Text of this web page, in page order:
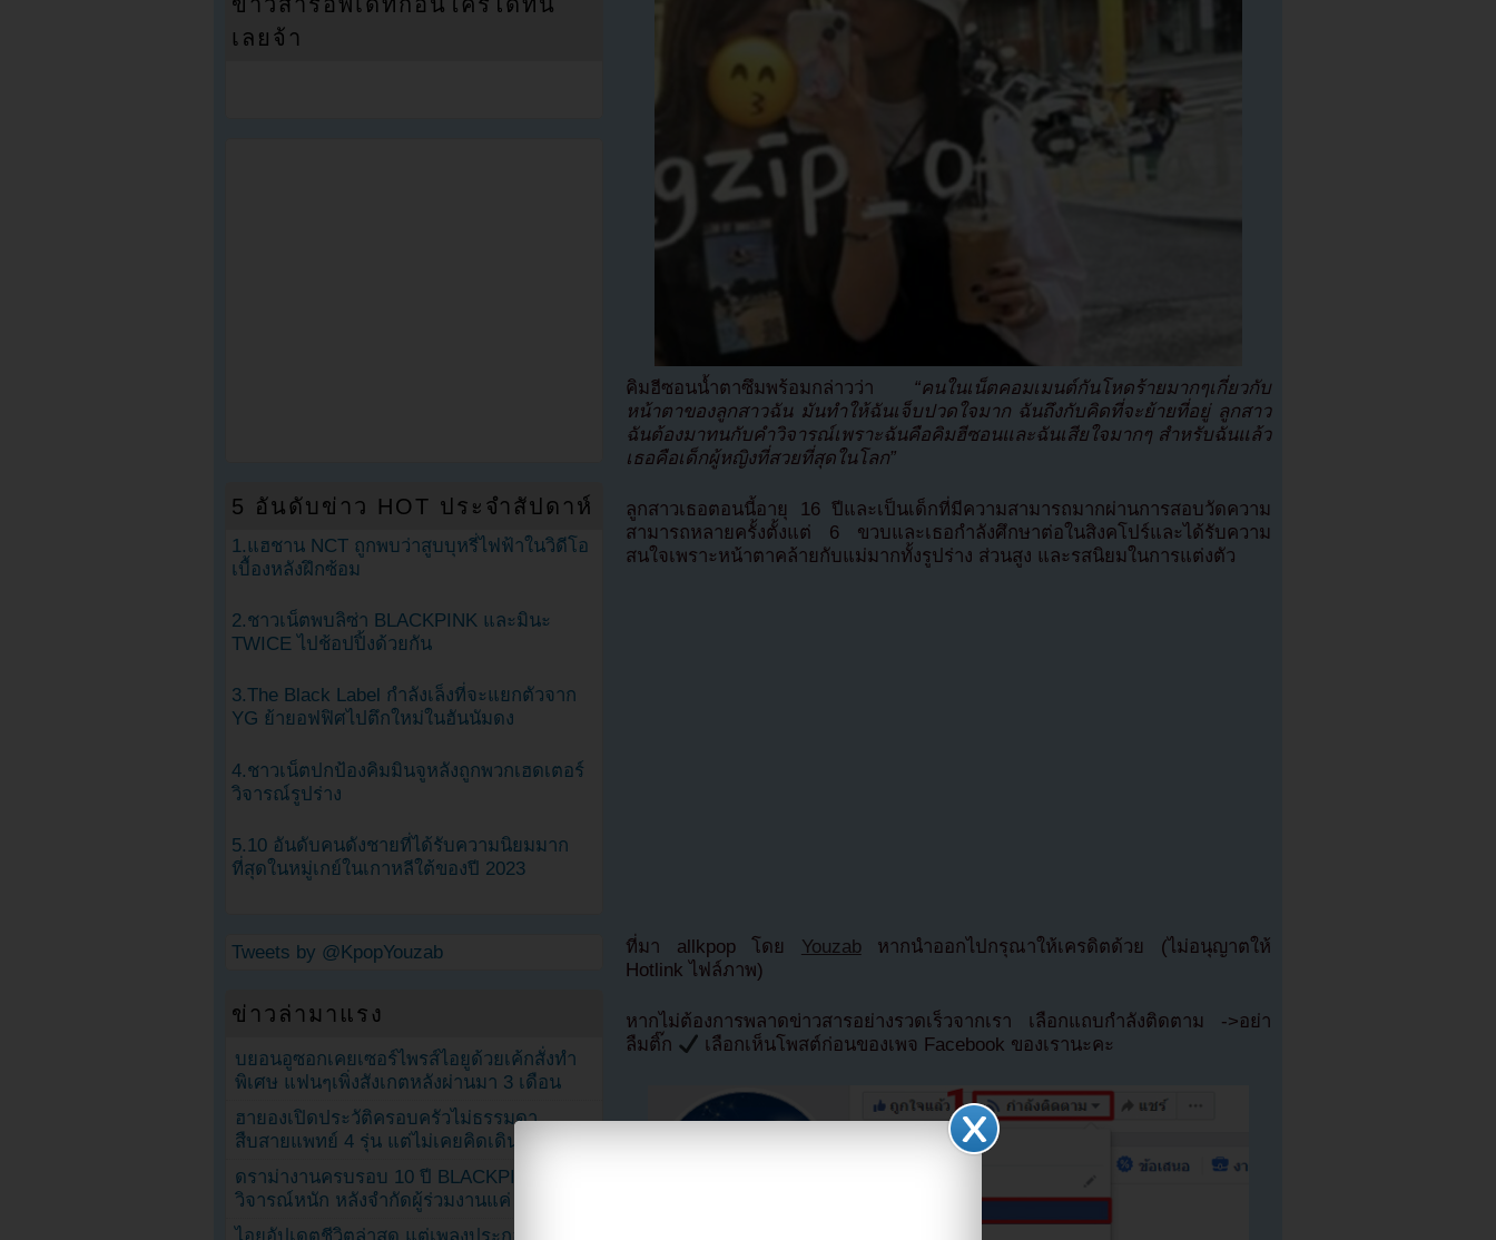
คิมฮีซอนน้ำตาซึมพร้อมกล่าวว่า “คนในเน็ตคอมเมนต์กันโหดร้ายมากๆเกี่ยวกับ
หน้าตาของลูกสาวฉัน มันทำให้ฉันเจ็บปวดใจมาก ฉันถึงกับคิดที่จะย้ายที่อยู่ ลูกสาว
ฉันต้องมาทนกับคำวิจารณ์เพราะฉันคือคิมฮีซอนและฉันเสียใจมากๆ สำหรับฉันแล้ว
เธอคือเด็กผู้หญิงที่สวยที่สุดในโลก”
ลูกสาวเธอตอนนี้อายุ 16 ปีและเป็นเด็กที่มีความสามารถมากผ่านการสอบวัดความ
สามารถหลายครั้งตั้งแต่ 6 ขวบและเธอกำลังศึกษาต่อในสิงคโปร์และได้รับความ
สนใจเพราะหน้าตาคล้ายกับแม่มากทั้งรูปร่าง ส่วนสูง และรสนิยมในการแต่งตัว
ที่มา allkpop โดย Youzabหากนำออกไปกรุณาให้เครดิตด้วย (ไม่อนุญาตให้
Hotlink ไฟล์ภาพ)
หากไม่ต้องการพลาดข่าวสารอย่างรวดเร็วจากเรา เลือกแถบกำลังติดตาม ->อย่า
ลืมติ๊ก
เลือกเห็นโพสต์ก่อนของเพจ Facebook ของเรานะคะ
เลยจ้า
5 อันดับข่าว HOT ประจำสัปดาห์
1.แฮชาน NCT ถูกพบว่าสูบบุหรี่ไฟฟ้าในวิดีโอ
เบื้องหลังฝึกซ้อม
2.ชาวเน็ตพบลิซ่า BLACKPINK และมินะ
TWICE ไปช้อปปิ้งด้วยกัน
3.The Black Label กำลังเล็งที่จะแยกตัวจาก
YG ย้ายอฟฟิศไปตึกใหม่ในฮันนัมดง
4.ชาวเน็ตปกป้องคิมมินจูหลังถูกพวกเฮดเตอร์
วิจารณ์รูปร่าง
5.10 อันดับคนดังชายที่ได้รับความนิยมมาก
ที่สุดในหมู่เกย์ในเกาหลีใต้ของปี 2023
Tweets by @KpopYouzab
ข่าวล่ามาแรง
บยอนอูซอกเคยเซอร์ไพรส์ไอยูด้วยเค้กสั่งทำ
พิเศษ แฟนๆเพิ่งสังเกตหลังผ่านมา 3 เดือน
ฮายองเปิดประวัติครอบครัวไม่ธรรมดา
สืบสายแพทย์ 4 รุ่น แต่ไม่เคยคิดเดินตามรอย
ดราม่างานครบรอบ 10 ปี BLACKPINK แฟน
วิจารณ์หนัก หลังจำกัดผู้ร่วมงานแค่ 40 คน